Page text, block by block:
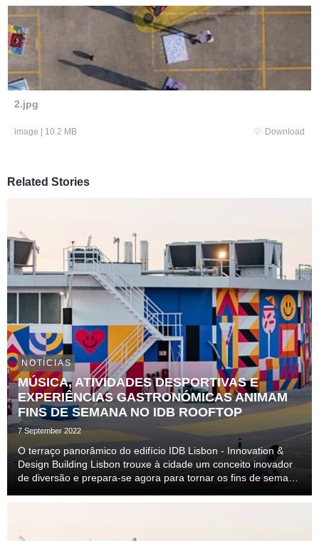
2.jpg
image 10.2 MB Download
Related Stories
NOTÍCIAS
MÚSICA, ATIVIDADES DESPORTIVAS E
EXPERIÊNCIAS GASTRONÓMICAS ANIMAM
FINS DE SEMANA NO IDB ROOFTOP
7 September 2022
O terraço panorâmico do edifício IDB Lisbon - Innovation &
Design Building Lisbon trouxe à cidade um conceito inovador
de diversão e prepara-se agora para tornar os fins de semana